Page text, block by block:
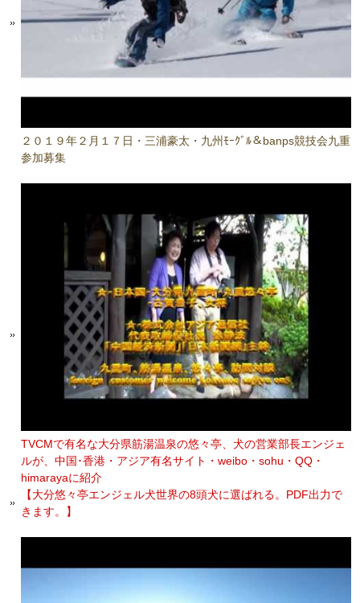
２０１９年２月１７日・三浦豪太・九州ﾓｰｸﾞﾙ＆banps競技会九重
参加募集
TVCMで有名な大分県筋湯温泉の悠々亭、犬の営業部長エンジェ
ルが、中国･香港・アジア有名サイト・weibo・sohu・QQ・
himarayaに紹介
【大分悠々亭エンジェル犬世界の8頭犬に選ばれる。PDF出力で
きます。】